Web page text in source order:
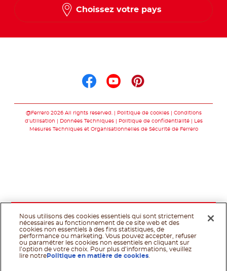
Choissez votre pays
@Ferrero 2026 All rights reserved. Politique de cookies
Conditions
d’utilisation
Données Techniques Politique de confidentialité
Les
Mesures Techniques et Organisationnelles de Sécurité de Ferrero
Nous utilisons des cookies essentiels qui sont strictement
nécessaires au fonctionnement de ce site web et des
cookies non essentiels à des fins statistiques, de
performance ou marketing. Vous pouvez accepter, refuser
ou paramétrer les cookies non essentiels en cliquant sur
l’option de votre choix. Pour plus d’informations, veuillez
lire notre Politique en matière de cookies